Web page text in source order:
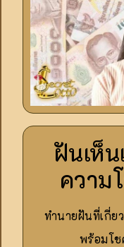
ฝันเห็
ความ
ทำนายฝันที่เกี่ย
พร้อมโช